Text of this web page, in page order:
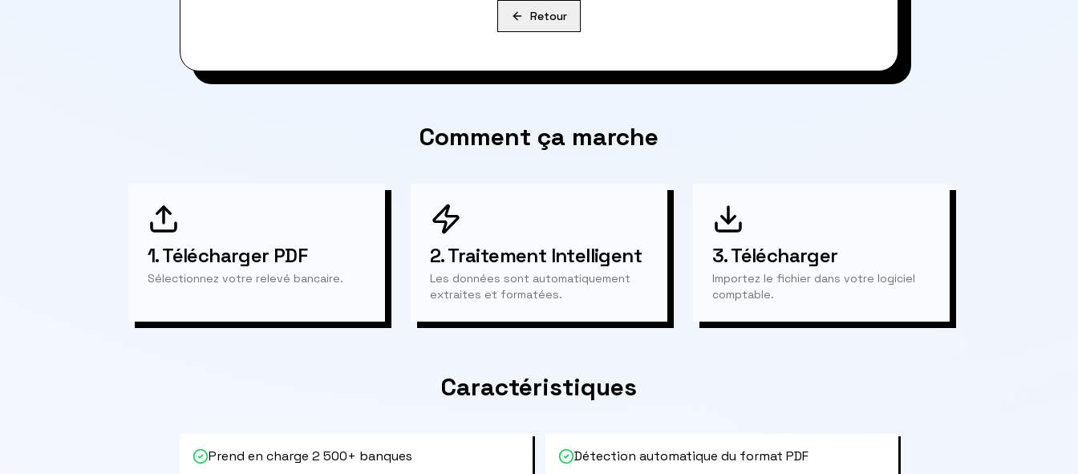
Retour
Comment ça marche
1.Télécharger PDF
Sélectionnez votre relevé bancaire.
2.Traitement Intelligent
Les données sont automatiquement
extraites et formatées.
3.Télécharger
Importez le fichier dans votre logiciel
comptable.
Caractéristiques
Prend en charge 2 500+ banques Détection automatique du format PDF